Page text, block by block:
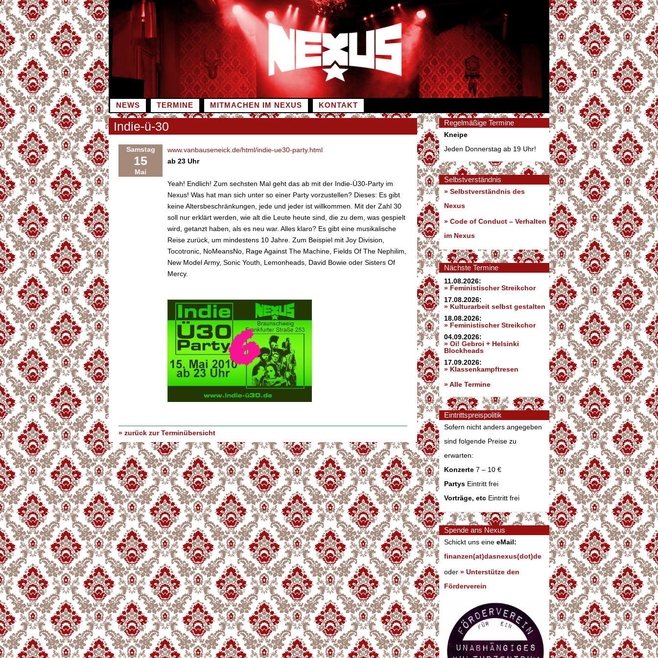
Zum
Inhalt
springen
NEWS TERMINE MITMACHEN IM NEXUS KONTAKT
Indie-ü-30
Samstag
15
Mai
www.vanbauseneick.de/html/indie-ue30-party.html
ab 23 Uhr
Yeah! Endlich! Zum sechsten Mal geht das ab mit der Indie-Ü30-Party im
Nexus! Was hat man sich unter so einer Party vorzustellen? Dieses: Es gibt
keine Altersbeschränkungen, jede und jeder ist willkommen. Mit der Zahl 30
soll nur erklärt werden, wie alt die Leute heute sind, die zu dem, was gespielt
wird, getanzt haben, als es neu war. Alles klaro? Es gibt eine musikalische
Reise zurück, um mindestens 10 Jahre. Zum Beispiel mit Joy Division,
Tocotronic, NoMeansNo, Rage Against The Machine, Fields Of The Nephilim,
New Model Army, Sonic Youth, Lemonheads, David Bowie oder Sisters Of
Mercy.
» zurück zur Terminübersicht
Regelmäßige Termine
Kneipe
Jeden Donnerstag ab 19 Uhr!
Selbstverständnis
» Selbstverständnis des
Nexus
» Code of Conduct – Verhalten
im Nexus
Nächste Termine
11.08.2026:
» Feministischer Streikchor
17.08.2026:
» Kulturarbeit selbst gestalten
18.08.2026:
» Feministischer Streikchor
04.09.2026:
» Oi! Gebroi + Helsinki
Blockheads
17.09.2026:
» Klassenkampftresen
» Alle Termine
Eintrittspreispolitik
Sofern nicht anders angegeben
sind folgende Preise zu
erwarten:
Konzerte 7 – 10 €
Partys Eintritt frei
Vorträge, etc Eintritt frei
Spende ans Nexus
Schickt uns eine eMail:
finanzen(at)dasnexus(dot)de
oder » Unterstütze den
Förderverein